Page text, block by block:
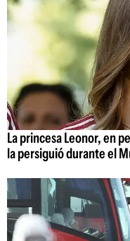
La princesa Leonor, en
la persiguió durante el